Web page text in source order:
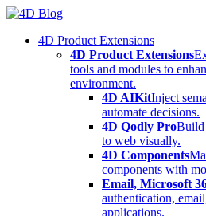
Skip
content4D Product Extensions
4D Product Extensions
tools and modules to
environment.
4D AIKitInject
automate decisions.
4D Qodly ProBuild
to web visually.
4D Components
components with
Email, Microsoft
authentication,
applications.